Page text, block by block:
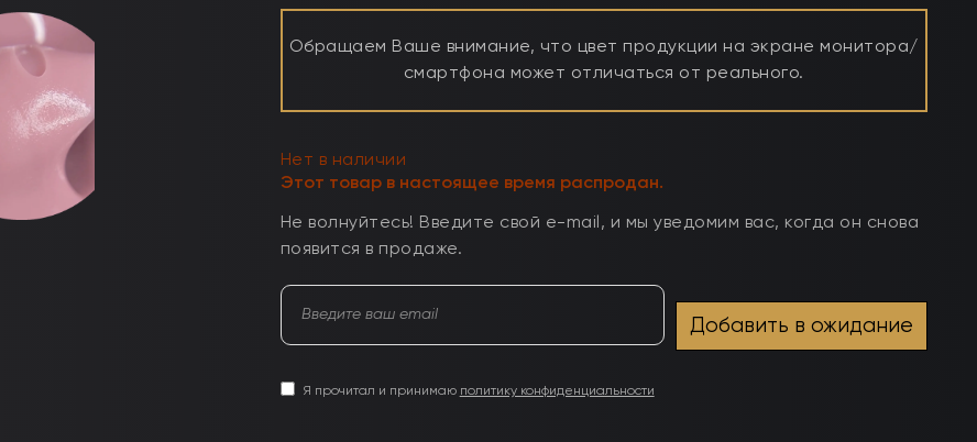
Обращаем Ваше внимание, что цвет продукции на экране монитора/
смартфона может отличаться от реального.
Нет в наличии
Этот товар в настоящее время распродан.
Не волнуйтесь! Введите свой e-mail, и мы уведомим вас, когда он снова
появится в продаже.
Я прочитал и принимаю политику конфиденциальности